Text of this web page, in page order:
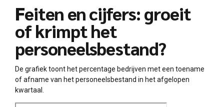
Feiten en cijfers: groeit
of krimpt het
personeelsbestand?
De grafiek toont het percentage bedrijven met een toename
of afname van het personeelsbestand in het afgelopen
kwartaal.